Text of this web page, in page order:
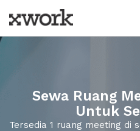
Sewa Ruang
Untuk
Tersedia 1 ruang meeting di